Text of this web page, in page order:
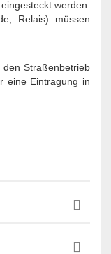
werden.
Relais) müssen
den Straßenbetrieb
eine Eintragung in